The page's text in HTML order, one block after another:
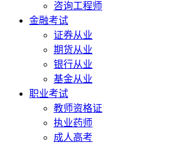
咨询工程师
金融考试
证券从业
期货从业
银行从业
基金从业
职业考试
教师资格证
执业药师
成人高考